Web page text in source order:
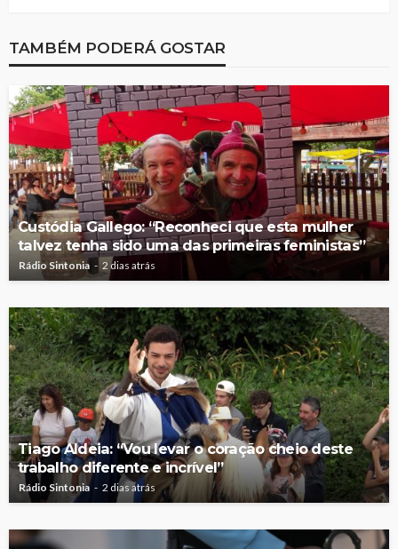
TAMBÉM PODERÁ GOSTAR
Custódia Gallego: “Reconheci que esta mulher
talvez tenha sido uma das primeiras feministas”
Rádio Sintonia 2 dias atrás
Tiago Aldeia: “Vou levar o coração cheio deste
trabalho diferente e incrível”
Rádio Sintonia 2 dias atrás